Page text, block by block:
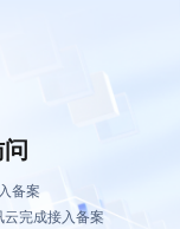
备案
完成接入备案